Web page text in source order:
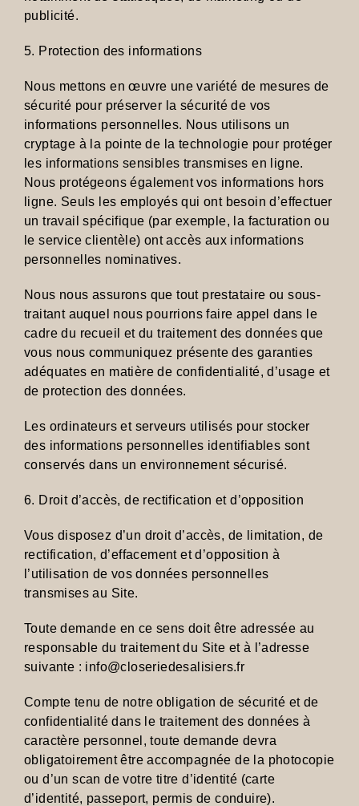
publicité.
5. Protection des informations
Nous mettons en œuvre une variété de mesures de
sécurité pour préserver la sécurité de vos
informations personnelles. Nous utilisons un
cryptage à la pointe de la technologie pour protéger
les informations sensibles transmises en ligne.
Nous protégeons également vos informations hors
ligne. Seuls les employés qui ont besoin d’effectuer
un travail spécifique (par exemple, la facturation ou
le service clientèle) ont accès aux informations
personnelles nominatives.
Nous nous assurons que tout prestataire ou sous-
traitant auquel nous pourrions faire appel dans le
cadre du recueil et du traitement des données que
vous nous communiquez présente des garanties
adéquates en matière de confidentialité, d’usage et
de protection des données.
Les ordinateurs et serveurs utilisés pour stocker
des informations personnelles identifiables sont
conservés dans un environnement sécurisé.
6. Droit d’accès, de rectification et d’opposition
Vous disposez d’un droit d’accès, de limitation, de
rectification, d’effacement et d’opposition à
l’utilisation de vos données personnelles
transmises au Site.
Toute demande en ce sens doit être adressée au
responsable du traitement du Site et à l’adresse
suivante : info@closeriedesalisiers.fr
Compte tenu de notre obligation de sécurité et de
confidentialité dans le traitement des données à
caractère personnel, toute demande devra
obligatoirement être accompagnée de la photocopie
ou d’un scan de votre titre d’identité (carte
d’identité, passeport, permis de conduire).